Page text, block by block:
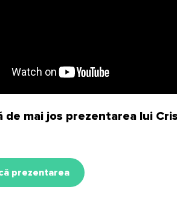
de mai jos prezentarea lui
prezentarea